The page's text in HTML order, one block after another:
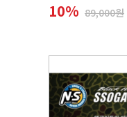
10% 89,000원